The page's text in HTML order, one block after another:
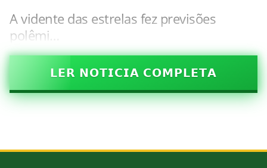
A vidente das estrelas fez previsões
polêmi…
𝗟𝗘𝗥 𝗡𝗢𝗧𝗜𝗖𝗜𝗔 𝗖𝗢𝗠𝗣𝗟𝗘𝗧𝗔